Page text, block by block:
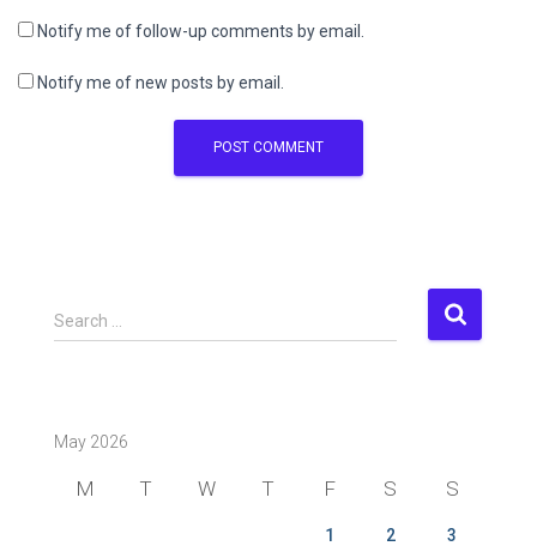
Notify me of follow-up comments by email.
Notify me of new posts by email.
S
e
h
Search …
May 2026
M T W T F S S
1 2 3